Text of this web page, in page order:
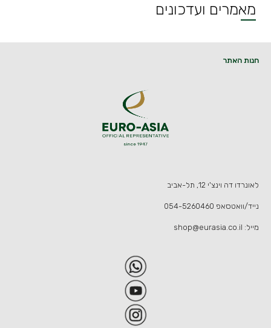
מאמרים ועדכונים
חנות האתר
לאונרדו דה וינצ'י 12, תל-אביב
נייד/וואטסאפ 054-5260460
מייל: shop@eurasia.co.il